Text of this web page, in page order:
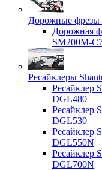
Дорожные фрезы
Дорожная
SM200M-
Ресайклеры
Ресайклер
DGL480
Ресайклер
DGL530
Ресайклер
DGL550N
Ресайклер
DGL700N